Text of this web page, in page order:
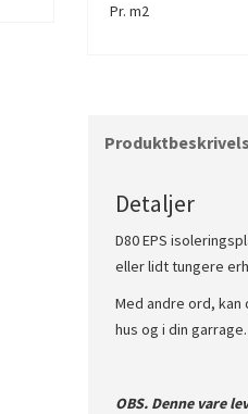
Pr. m2
Detaljer
D80 EPS
eller lidt tungere
Med andre ord,
hus og i din garrage.
OBS. Denne vare